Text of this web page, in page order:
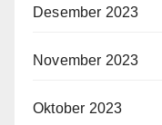
Desember 2023
November 2023
Oktober 2023